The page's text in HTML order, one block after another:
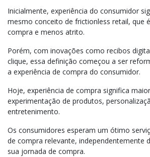
Inicialmente, experiência do consumidor
mesmo conceito de frictionless retail, que
compra e menos atrito.
Porém, com inovações como recibos
clique, essa definição começou a ser
a experiência de compra do consumidor.
Hoje, experiência de compra significa
experimentação de produtos,
entretenimento.
Os consumidores esperam um ótimo
de compra relevante, independentemente
sua jornada de compra.